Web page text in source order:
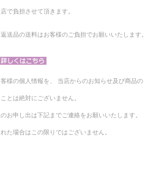
で負担させて頂きます。
送品の送料はお客様のご負担でお願いいたします。
様の個人情報を、 当店からのお知らせ及び商品の
とは絶対にございません。
お申し出は下記までご連絡をお願いいたします。
た場合はこの限りではございません。